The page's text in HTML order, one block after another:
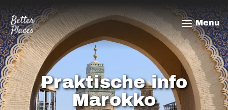
en
naar
de
inhoud
gaan
Praktische info
Marokko
Menu